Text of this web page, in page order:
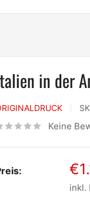
in der
Keine
inkl.